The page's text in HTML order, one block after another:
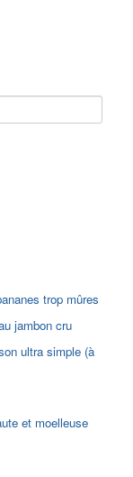
trop mûres
jambon cru
ultra simple (à
et moelleuse